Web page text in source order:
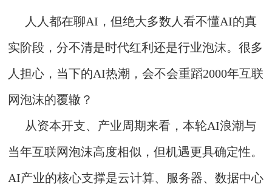
人人都在聊AI，但绝大多数人看不懂AI的真
实阶段，分不清是时代红利还是行业泡沫。很多
人担心，当下的AI热潮，会不会重蹈2000年互联
网泡沫的覆辙？
从资本开支、产业周期来看，本轮AI浪潮与
当年互联网泡沫高度相似，但机遇更具确定性。
AI产业的核心支撑是云计算、服务器、数据中心